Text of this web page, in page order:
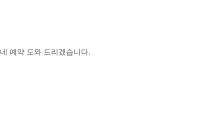
네 예약 도와 드리겠습니다.